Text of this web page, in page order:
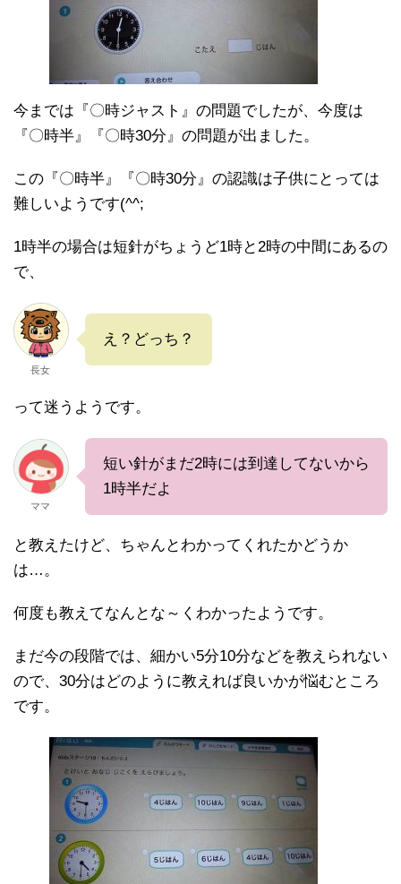
今までは『〇時ジャスト』の問題でしたが、今度は
『〇時半』『〇時30分』の問題が出ました。
この『〇時半』『〇時30分』の認識は子供にとっては
難しいようです(^^;
1時半の場合は短針がちょうど1時と2時の中間にあるの
で、
長女
え？どっち？
って迷うようです。
ママ
短い針がまだ2時には到達してないから
1時半だよ
と教えたけど、ちゃんとわかってくれたかどうか
は…。
何度も教えてなんとな～くわかったようです。
まだ今の段階では、細かい5分10分などを教えられない
ので、30分はどのように教えれば良いかが悩むところ
です。